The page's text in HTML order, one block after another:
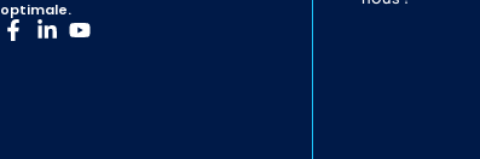
optimale.